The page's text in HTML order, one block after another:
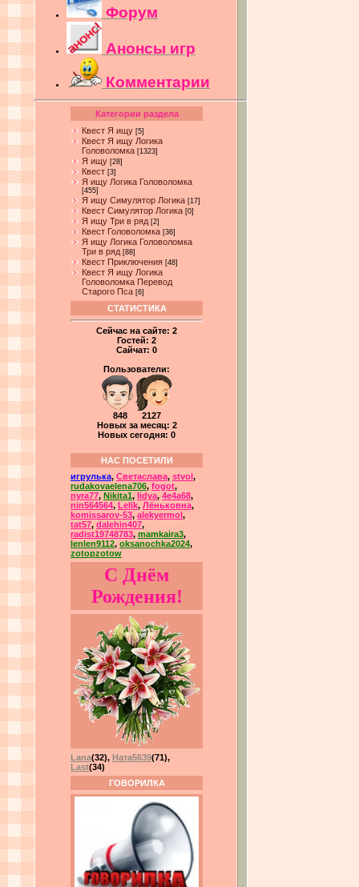
Форум
Анонсы игр
Комментарии
Категории раздела
Квест Я ищу [5]
Квест Я ищу Логика
Головоломка [1323]
Я ищу [28]
Квест [3]
Я ищу Логика Головоломка
[455]
Я ищу Симулятор Логика [17]
Квест Симулятор Логика [0]
Я ищу Три в ряд [2]
Квест Головоломка [36]
Я ищу Логика Головоломка
Три в ряд [88]
Квест Приключения [48]
Квест Я ищу Логика
Головоломка Перевод
Старого Пса [6]
СТАТИСТИКА
Сейчас на сайте: 2
Гостей: 2
Сайчат: 0
Пользователи:
848 2127
Новых за месяц: 2
Новых сегодня: 0
НАС ПОСЕТИЛИ
игрулька, Светаслава, stvol ,
rudakovaelena706, fogot,
nyra77, Nikita1, lidya, 4e4a68,
nin564564, Lelik, Лёньковна,
komissarov-53, alekyermol ,
tat57, dalehin407,
radist19748783, mamkaira3,
lenlen9112, oksanochka2024,
zotopzotow
С Днём
Рождения!
Lana(32), Ната5639(71),
Last(34)
ГОВОРИЛКА